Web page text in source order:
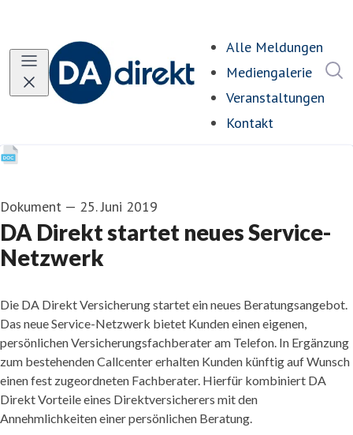
Alle Meldungen
Mediengalerie
Veranstaltungen
Kontakt
Dokument — 25. Juni 2019
DA Direkt startet neues Service-
Netzwerk
Die DA Direkt Versicherung startet ein neues Beratungsangebot.
Das neue Service-Netzwerk bietet Kunden einen eigenen,
persönlichen Versicherungsfachberater am Telefon. In Ergänzung
zum bestehenden Callcenter erhalten Kunden künftig auf Wunsch
einen fest zugeordneten Fachberater. Hierfür kombiniert DA
Direkt Vorteile eines Direktversicherers mit den
Annehmlichkeiten einer persönlichen Beratung.